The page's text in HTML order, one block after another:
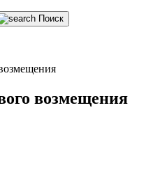
Поиск
возмещения